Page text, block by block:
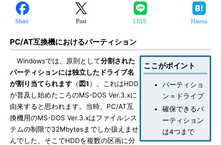
Share Post LINE Hatena
PC/AT互換機におけるパーティション
ここがポイント
パーティショ
ン＝ドライブ
確保できるパ
ーティション
は4つまで
Windowsでは、原則として分割された
パーティションには独立したドライブ名
が割り当てられます （ 図1 ）。これはHDD
が普及し始めたころのMS-DOS Ver.3.xに
由来すると思われます。当時、PC/AT互
換機用のMS-DOS Ver.3.xはファイルシス
テムの制限で32Mbytesまでしか扱えませ
んでした。そこでHDDを複数の区画に分